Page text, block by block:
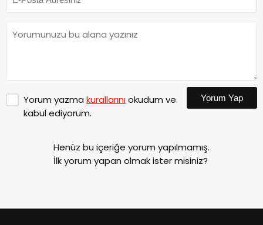
Yorum yazma kurallarınıokudum ve
kabul ediyorum.
Yorum Yap
Henüz bu içeriğe yorum yapılmamış.
İlk yorum yapan olmak ister misiniz?